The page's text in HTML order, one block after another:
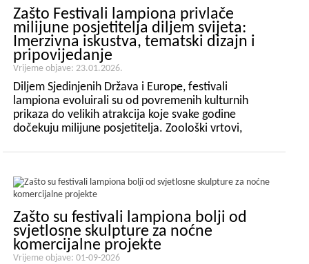
Zašto Festivali lampiona privlače
milijune posjetitelja diljem svijeta:
Imerzivna iskustva, tematski dizajn i
pripovijedanje
Vrijeme objave: 23.01.2026.
Diljem Sjedinjenih Država i Europe, festivali
lampiona evoluirali su od povremenih kulturnih
prikaza do velikih atrakcija koje svake godine
dočekuju milijune posjetitelja. Zoološki vrtovi,
trgovačke četvrti sve se više odlučuju za festivale
Zašto su festivali lampiona bolji od
svjetlosne skulpture za noćne
komercijalne projekte
Vrijeme objave: 01-09-2026